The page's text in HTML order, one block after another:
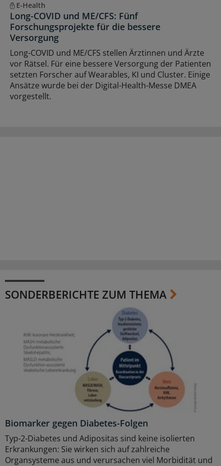
E-Health
Long-COVID und ME/CFS: Fünf
Forschungsprojekte für die bessere
Versorgung
Long-COVID und ME/CFS stellen Ärztinnen und Ärzte
vor Rätsel. Für eine bessere Versorgung der Patienten
setzten Forscher auf Wearables, KI und Cluster. Einige
Ansätze wurde bei der Digital-Health-Messe DMEA
vorgestellt.
SONDERBERICHTE ZUM THEMA
Biomarker gegen Diabetes-Folgen
Typ-2-Diabetes und Adipositas sind keine isolierten
Erkrankungen: Sie wirken sich auf zahlreiche
Organsysteme aus und verursachen viel Morbidität und